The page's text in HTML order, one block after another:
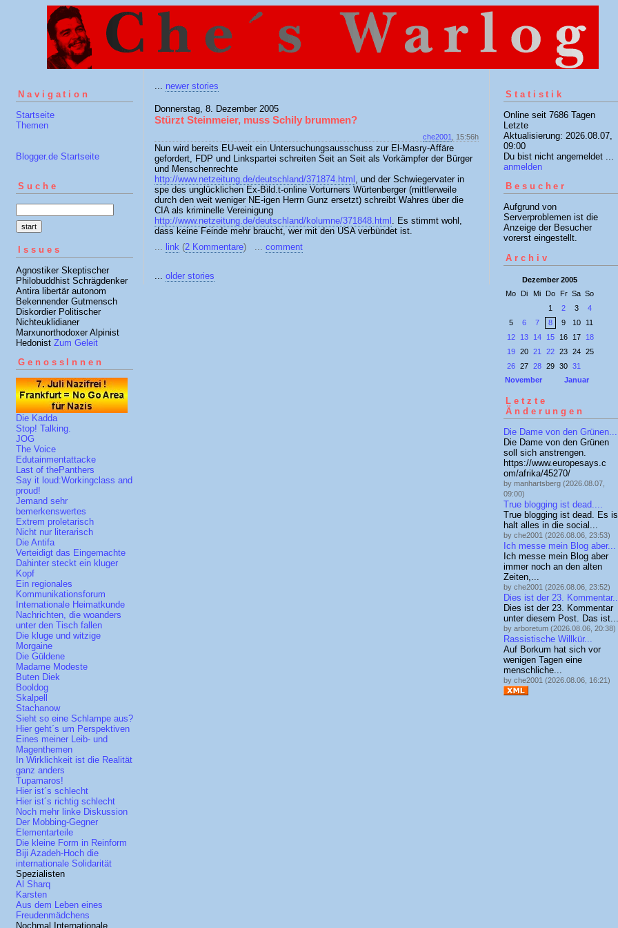
Navigation
Startseite
Themen
Blogger.de Startseite
Suche
Issues
Agnostiker Skeptischer
Philobuddhist Schrägdenker
Antira libertär autonom
Bekennender Gutmensch
Diskordier Politischer
Nichteuklidianer
Marxunorthodoxer Alpinist
Hedonist Zum Geleit
GenossInnen
Die Kadda
Stop! Talking.
JOG
The Voice
Edutainmentattacke
Last of thePanthers
Say it loud:Workingclass and
proud!
Jemand sehr
bemerkenswertes
Extrem proletarisch
Nicht nur literarisch
Die Antifa
Verteidigt das Eingemachte
Dahinter steckt ein kluger
Kopf
Ein regionales
Kommunikationsforum
Internationale Heimatkunde
Nachrichten, die woanders
unter den Tisch fallen
Die kluge und witzige
Morgaine
Die Güldene
Madame Modeste
Buten Diek
Booldog
Skalpell
Stachanow
Sieht so eine Schlampe aus?
Hier geht´s um Perspektiven
Eines meiner Leib- und
Magenthemen
In Wirklichkeit ist die Realität
ganz anders
Tupamaros!
Hier ist´s schlecht
Hier ist´s richtig schlecht
Noch mehr linke Diskussion
Der Mobbing-Gegner
Elementarteile
Die kleine Form in Reinform
Biji Azadeh-Hoch die
internationale Solidarität
Spezialisten
Al Sharq
Karsten
Aus dem Leben eines
Freudenmädchens
Nochmal Internationale
... newer stories
Donnerstag, 8. Dezember 2005
Stürzt Steinmeier, muss Schily brummen?
che2001 , 15:56h
Nun wird bereits EU-weit ein Untersuchungsausschuss zur El-Masry-Affäre
gefordert, FDP und Linkspartei schreiten Seit an Seit als Vorkämpfer der Bürger
und Menschenrechte
http://www.netzeitung.de/deutschland/371874.html , und der Schwiegervater in
spe des unglücklichen Ex-Bild.t-online Vorturners Würtenberger (mittlerweile
durch den weit weniger NE-igen Herrn Gunz ersetzt) schreibt Wahres über die
CIA als kriminelle Vereinigung
http://www.netzeitung.de/deutschland/kolumne/371848.html . Es stimmt wohl,
dass keine Feinde mehr braucht, wer mit den USA verbündet ist.
... link (2 Kommentare) ... comment
... older stories
Statistik
Online seit 7686 Tagen
Letzte
Aktualisierung: 2026.08.07,
09:00
Du bist nicht angemeldet ...
anmelden
Besucher
Aufgrund von
Serverproblemen ist die
Anzeige der Besucher
vorerst eingestellt.
Archiv
Dezember 2005
Mo
Di Mi Do Fr Sa So
1
2 3
4
5
6 7 8 9 10
11
12
13 14 15 16 17
18
19
20 21 22 23 24
25
26
27 28 29 30 31
November
Januar
Letzte
Änderungen
Die Dame von den Grünen...
Die Dame von den Grünen
soll sich anstrengen.
https://www.europesays.c
om/afrika/45270/
by manhartsberg (2026.08.07,
09:00)
True blogging ist dead....
True blogging ist dead. Es
halt alles in die social...
by che2001 (2026.08.06, 23:53)
Ich messe mein Blog aber...
Ich messe mein Blog aber
immer noch an den alten
Zeiten,...
by che2001 (2026.08.06, 23:52)
Dies ist der 23.
Dies ist der 23. Kommentar
unter diesem Post. Das ist...
by arboretum (2026.08.06, 20:38)
Rassistische Willkür...
Auf Borkum hat sich vor
wenigen Tagen eine
menschliche...
by che2001 (2026.08.06, 16:21)